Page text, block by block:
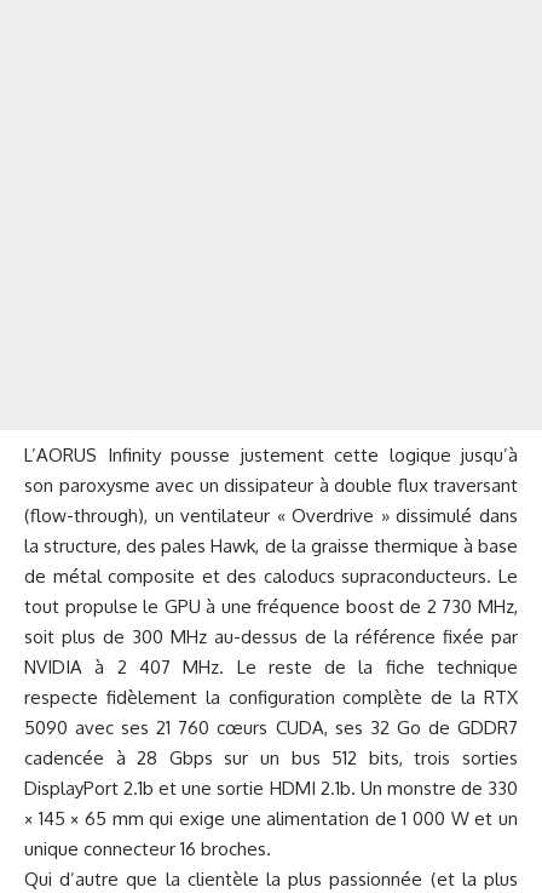
L’AORUS Infinity pousse justement cette logique jusqu’à
son paroxysme avec un dissipateur à double flux traversant
(flow-through), un ventilateur « Overdrive » dissimulé dans
la structure, des pales Hawk, de la graisse thermique à base
de métal composite et des caloducs supraconducteurs. Le
tout propulse le GPU à une fréquence boost de 2 730 MHz,
soit plus de 300 MHz au-dessus de la référence fixée par
NVIDIA à 2 407 MHz. Le reste de la fiche technique
respecte fidèlement la configuration complète de la RTX
5090 avec ses 21 760 cœurs CUDA, ses 32 Go de GDDR7
cadencée à 28 Gbps sur un bus 512 bits, trois sorties
DisplayPort 2.1b et une sortie HDMI 2.1b. Un monstre de 330
× 145 × 65 mm qui exige une alimentation de 1 000 W et un
unique connecteur 16 broches.
Qui d’autre que la clientèle la plus passionnée (et la plus